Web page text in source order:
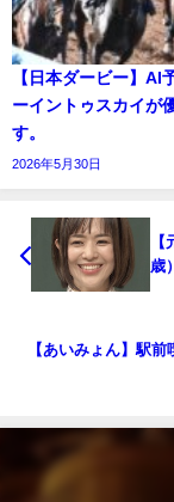
【日本ダービー】AI
ーイントゥスカイが
す。
2026年5月30日
歳
【あいみょん】駅